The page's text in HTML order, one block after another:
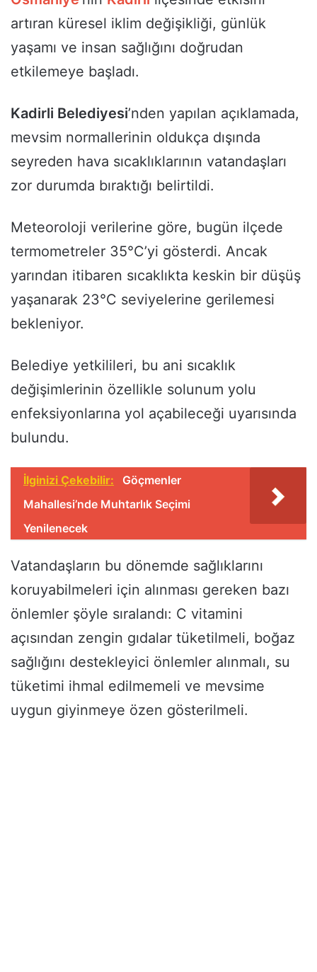
artıran küresel iklim değişikliği, günlük
yaşamı ve insan sağlığını doğrudan
etkilemeye başladı.
Kadirli Belediyesi’nden yapılan açıklamada,
mevsim normallerinin oldukça dışında
seyreden hava sıcaklıklarının vatandaşları
zor durumda bıraktığı belirtildi.
Meteoroloji verilerine göre, bugün ilçede
termometreler 35°C’yi gösterdi. Ancak
yarından itibaren sıcaklıkta keskin bir düşüş
yaşanarak 23°C seviyelerine gerilemesi
bekleniyor.
Belediye yetkilileri, bu ani sıcaklık
değişimlerinin özellikle solunum yolu
enfeksiyonlarına yol açabileceği uyarısında
bulundu.
İlginizi Çekebilir:
Göçmenler
Mahallesi’nde Muhtarlık Seçimi
Yenilenecek
Vatandaşların bu dönemde sağlıklarını
koruyabilmeleri için alınması gereken bazı
önlemler şöyle sıralandı: C vitamini
açısından zengin gıdalar tüketilmeli, boğaz
sağlığını destekleyici önlemler alınmalı, su
tüketimi ihmal edilmemeli ve mevsime
uygun giyinmeye özen gösterilmeli.